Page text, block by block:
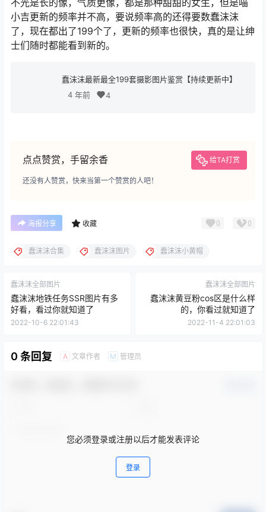
不光是长的像，气质更像，都是那种甜甜的女生，但是喵
小吉更新的频率并不高，要说频率高的还得要数蠢沫沫
了，现在都出了199个了，更新的频率也很快，真的是让绅
士们随时都能看到新的。
蠢沫沫最新最全199套摄影图片鉴赏【持续更新中】
4 年前
4
点点赞赏，手留余香 给TA打赏
还没有人赞赏，快来当第一个赞赏的人吧！
海报分享 收藏 0 0
蠢沫沫合集 蠢沫沫图片 蠢沫沫小黄帽
蠢沫沫全部图片
蠢沫沫地铁任务SSR图片有多
好看，看过你就知道了
2022-10-6 22:01:43
蠢沫沫全部图片
蠢沫沫黄豆粉cos区是什么样
的，你看过就知道了
2022-11-4 22:01:03
0 条回复 A 文章作者 M 管理员
您必须登录或注册以后才能发表评论
登录